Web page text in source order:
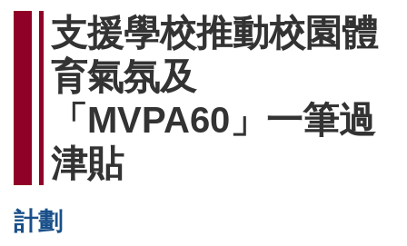
連
支援學校推動校園體
育氣氛及
「MVPA60」一筆過
津貼
計劃